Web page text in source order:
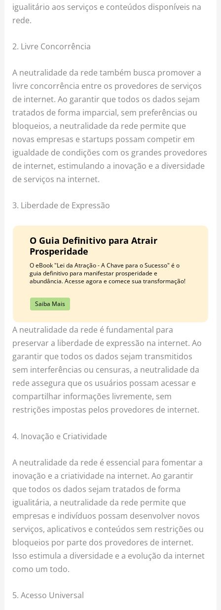
igualitário aos serviços e conteúdos disponíveis na
rede.
2. Livre Concorrência
A neutralidade da rede também busca promover a
livre concorrência entre os provedores de serviços
de internet. Ao garantir que todos os dados sejam
tratados de forma imparcial, sem preferências ou
bloqueios, a neutralidade da rede permite que
novas empresas e startups possam competir em
igualdade de condições com os grandes provedores
de internet, estimulando a inovação e a diversidade
de serviços na internet.
3. Liberdade de Expressão
O Guia Definitivo para Atrair
Prosperidade
O eBook "Lei da Atração - A Chave para o Sucesso" é o
guia definitivo para manifestar prosperidade e
abundância. Acesse agora e comece sua transformação!
Saiba Mais
A neutralidade da rede é fundamental para
preservar a liberdade de expressão na internet. Ao
garantir que todos os dados sejam transmitidos
sem interferências ou censuras, a neutralidade da
rede assegura que os usuários possam acessar e
compartilhar informações livremente, sem
restrições impostas pelos provedores de internet.
4. Inovação e Criatividade
A neutralidade da rede é essencial para fomentar a
inovação e a criatividade na internet. Ao garantir
que todos os dados sejam tratados de forma
igualitária, a neutralidade da rede permite que
empresas e indivíduos possam desenvolver novos
serviços, aplicativos e conteúdos sem restrições ou
bloqueios por parte dos provedores de internet.
Isso estimula a diversidade e a evolução da internet
como um todo.
5. Acesso Universal